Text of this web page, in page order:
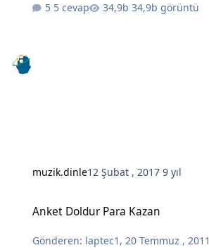
5 cevap
34,9b görüntü
muzik.dinle12 Şubat , 20179 yıl
Anket Doldur Para Kazan
Gönderen: laptec1 ,20 Temmuz , 2011